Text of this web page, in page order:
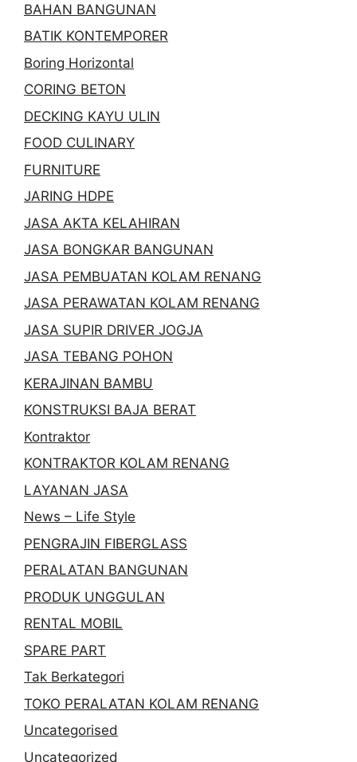
BAHAN BANGUNAN
BATIK KONTEMPORER
Boring Horizontal
CORING BETON
DECKING KAYU ULIN
FOOD CULINARY
FURNITURE
JARING HDPE
JASA AKTA KELAHIRAN
JASA BONGKAR BANGUNAN
JASA PEMBUATAN KOLAM RENANG
JASA PERAWATAN KOLAM RENANG
JASA SUPIR DRIVER JOGJA
JASA TEBANG POHON
KERAJINAN BAMBU
KONSTRUKSI BAJA BERAT
Kontraktor
KONTRAKTOR KOLAM RENANG
LAYANAN JASA
News – Life Style
PENGRAJIN FIBERGLASS
PERALATAN BANGUNAN
PRODUK UNGGULAN
RENTAL MOBIL
SPARE PART
Tak Berkategori
TOKO PERALATAN KOLAM RENANG
Uncategorised
Uncategorized